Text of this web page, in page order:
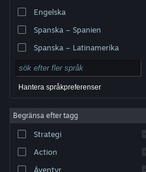
varumärken tillhör respektive ägare i USA och andra
Tillgänglighet
Återbetalningar|
Engelska
Spanska – Spanien
Spanska – Latinamerika
Hantera språkpreferenser
Begränsa efter tagg
Strategi
Action
Äventyr